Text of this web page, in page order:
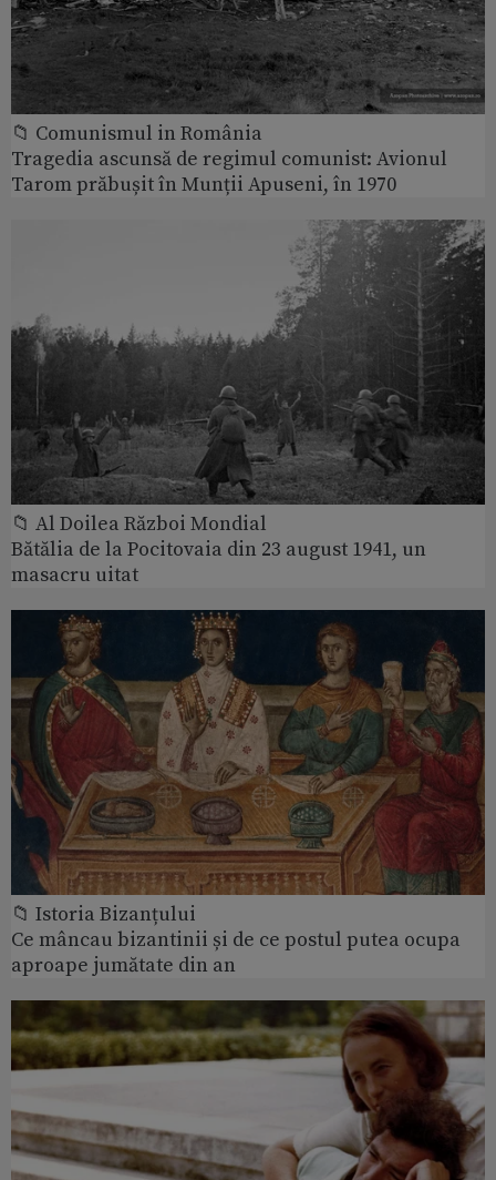
📁 Comunismul in România
Tragedia ascunsă de regimul comunist: Avionul
Tarom prăbușit în Munții Apuseni, în 1970
📁 Al Doilea Război Mondial
Bătălia de la Pocitovaia din 23 august 1941, un
masacru uitat
📁 Istoria Bizanțului
Ce mâncau bizantinii și de ce postul putea ocupa
aproape jumătate din an